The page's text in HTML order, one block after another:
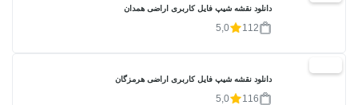
دانلود نقشه شیپ فایل کاربری اراضی همدان
112
5,0
دانلود نقشه شیپ فایل کاربری اراضی هرمزگان
116
5,0